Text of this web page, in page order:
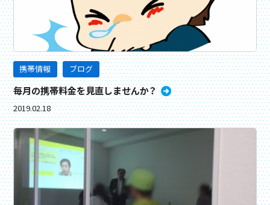
携帯情報 ブログ
毎月の携帯料金を見直しませんか？
2019.02.18